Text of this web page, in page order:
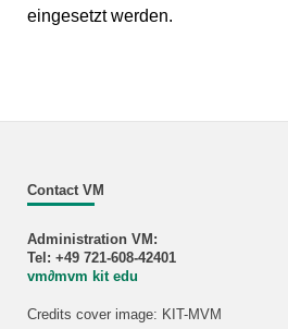
eingesetzt werden.
Contact VM
Administration VM:
Tel: +49 721-608-42401
vm∂mvm kit edu
Credits cover image: KIT-MVM